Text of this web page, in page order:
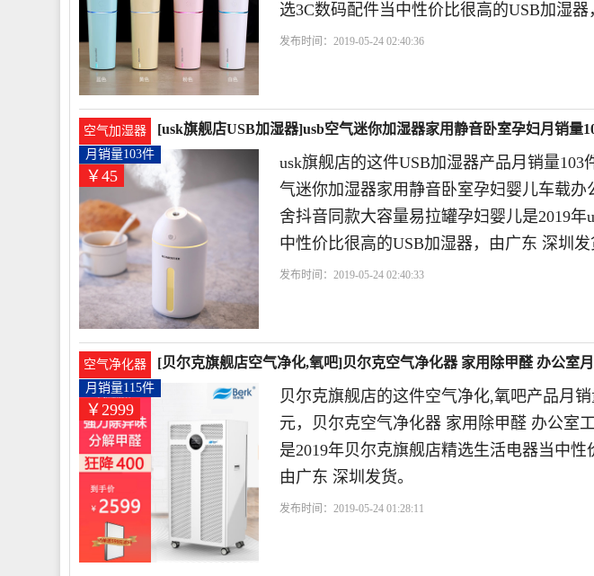
选3C数码配件当中性价比很高的USB加湿器
发布时间：2019-05-24 02:40:36
空气加湿器 [usk旗舰店USB加湿器]usb空气迷你加湿器家用静音卧室孕妇月销量
￥45
月销量103件
usk旗舰店的这件USB加湿器产品月销量103
气迷你加湿器家用静音卧室孕妇婴儿车载办
舍抖音同款大容量易拉罐孕妇婴儿是2019年
中性价比很高的USB加湿器，由广东 深圳发
发布时间：2019-05-24 02:40:33
空气净化器 [贝尔克旗舰店空气净化,氧吧]贝尔克空气净化器 家用除甲醛 办公室
￥2999
月销量115件
贝尔克旗舰店的这件空气净化,氧吧产品月
元，贝尔克空气净化器 家用除甲醛 办公室
是2019年贝尔克旗舰店精选生活电器当中性
由广东 深圳发货。
发布时间：2019-05-24 01:28:11